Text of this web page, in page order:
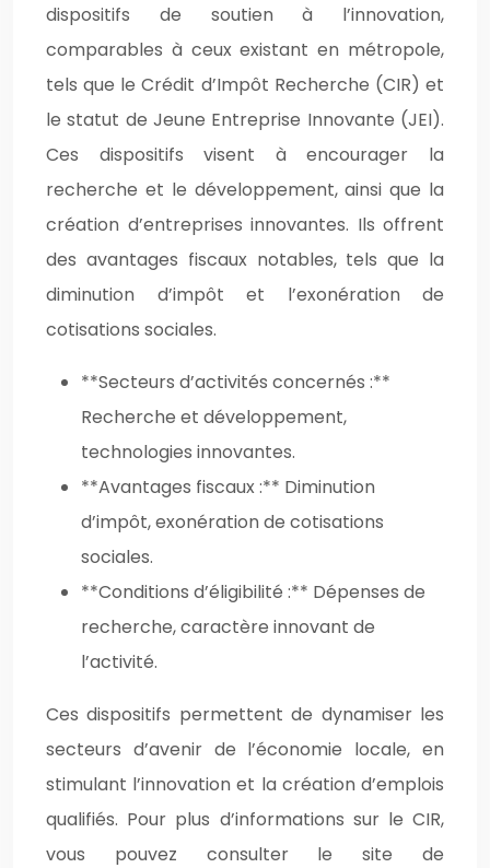
dispositifs de soutien à l’innovation,
comparables à ceux existant en métropole,
tels que le Crédit d’Impôt Recherche (CIR) et
le statut de Jeune Entreprise Innovante (JEI).
Ces dispositifs visent à encourager la
recherche et le développement, ainsi que la
création d’entreprises innovantes. Ils offrent
des avantages fiscaux notables, tels que la
diminution d’impôt et l’exonération de
cotisations sociales.
**Secteurs d’activités concernés :**
Recherche et développement,
technologies innovantes.
**Avantages fiscaux :** Diminution
d’impôt, exonération de cotisations
sociales.
**Conditions d’éligibilité :** Dépenses de
recherche, caractère innovant de
l’activité.
Ces dispositifs permettent de dynamiser les
secteurs d’avenir de l’économie locale, en
stimulant l’innovation et la création d’emplois
qualifiés. Pour plus d’informations sur le CIR,
vous pouvez consulter le site de